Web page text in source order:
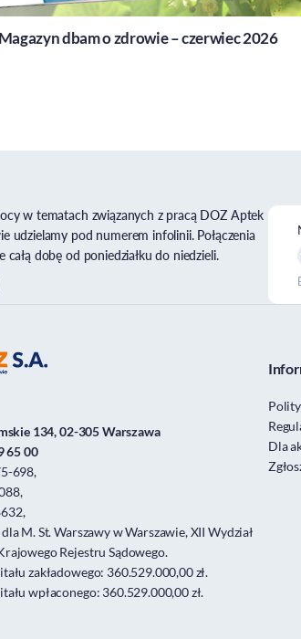
dbam o zdrowie – czerwiec 2026
w tematach związanych z pracą DOZ Aptek
udzielamy pod numerem infolinii. Połączenia
całą dobę od poniedziałku do niedzieli.
134, 02-305 Warszawa
65 00
698,
M. St. Warszawy w Warszawie, XII Wydział
Rejestru Sądowego.
zakładowego: 360.529.000,00 zł.
wpłaconego: 360.529.000,00 zł.
Dla